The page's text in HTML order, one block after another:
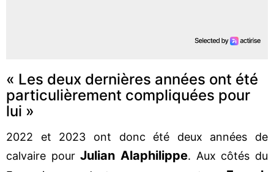
« Les deux dernières années ont été
particulièrement compliquées pour
lui »
2022 et 2023 ont donc été deux années de
calvaire pourJulian Alaphilippe. Aux côtés du